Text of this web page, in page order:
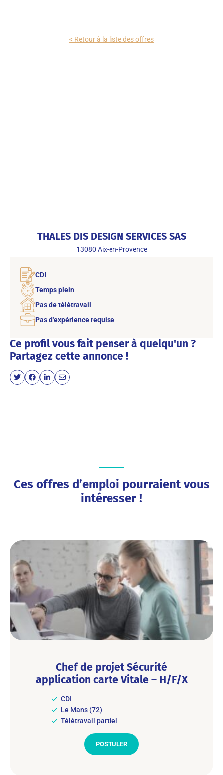
< Retour à la liste des offres
THALES DIS DESIGN SERVICES SAS
13080 Aix-en-Provence
CDI
Temps plein
Pas de télétravail
Pas d'expérience requise
Ce profil vous fait penser à quelqu'un ?
Partagez cette annonce !
Ces offres d’emploi pourraient vous
intéresser !
Chef de projet Sécurité
application carte Vitale – H/F/X
CDI
Le Mans (72)
Télétravail partiel
POSTULER